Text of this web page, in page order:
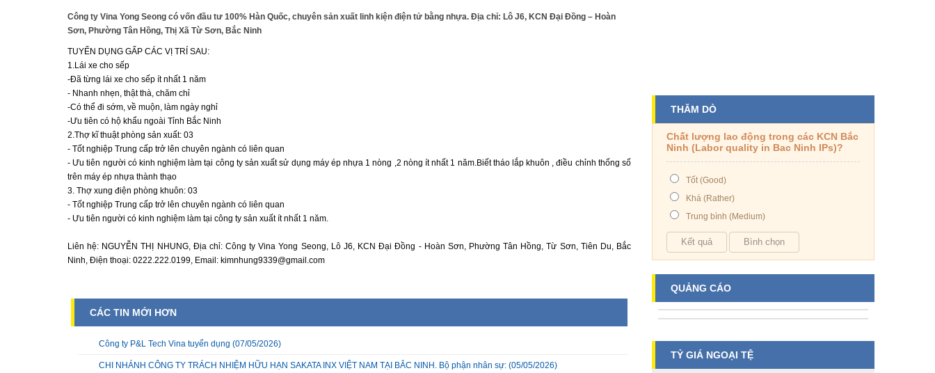
Công ty Vina Yong Seong có vốn đầu tư 100% Hàn Quốc, chuyên sản xuất linh kiện điện tử bằng nhựa. Địa chỉ: Lô J6, KCN Đại Đồng – Hoàn
Sơn, Phường Tân Hồng, Thị Xã Từ Sơn, Bắc Ninh
TUYỂN DỤNG GẤP CÁC VỊ TRÍ SAU:
1.Lái xe cho sếp
-Đã từng lái xe cho sếp ít nhất 1 năm
- Nhanh nhẹn, thật thà, chăm chỉ
-Có thể đi sớm, về muộn, làm ngày nghỉ
-Ưu tiên có hộ khẩu ngoài Tỉnh Bắc Ninh
2.Thợ kĩ thuật phòng sản xuất: 03
- Tốt nghiệp Trung cấp trở lên chuyên ngành có liên quan
- Ưu tiên người có kinh nghiệm làm tại công ty sản xuất sử dụng máy ép nhựa 1 nòng ,2 nòng ít nhất 1 năm.Biết tháo lắp khuôn , điều chỉnh thống số
trên máy ép nhựa thành thạo
3. Thợ xung điện phòng khuôn: 03
- Tốt nghiệp Trung cấp trở lên chuyên ngành có liên quan
- Ưu tiên người có kinh nghiệm làm tại công ty sản xuất ít nhất 1 năm.
Liên hệ: NGUYỄN THỊ NHUNG, Địa chỉ: Công ty Vina Yong Seong, Lô J6, KCN Đại Đồng - Hoàn Sơn, Phường Tân Hồng, Từ Sơn, Tiên Du, Bắc
Ninh, Điện thoại: 0222.222.0199, Email: kimnhung9339@gmail.com
CÁC TIN MỚI HƠN
Công ty P&L Tech Vina tuyển dụng (07/05/2026)
CHI NHÁNH CÔNG TY TRÁCH NHIỆM HỮU HẠN SAKATA INX VIỆT NAM TẠI BẮC NINH. Bộ phận nhân sự: (05/05/2026)
THĂM DÒ
Chất lượng lao động trong các KCN Bắc
Ninh (Labor quality in Bac Ninh IPs)?
Tốt (Good)
Khá (Rather)
Trung bình (Medium)
QUẢNG CÁO
TỶ GIÁ NGOẠI TỆ